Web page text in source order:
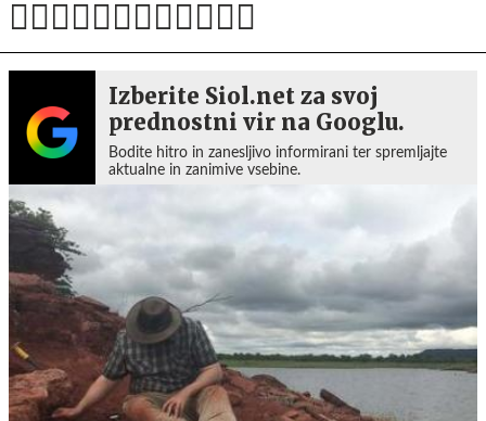
Izberite Siol.net za svoj
prednostni vir na Googlu.
Bodite hitro in zanesljivo informirani ter spremljajte
aktualne in zanimive vsebine.